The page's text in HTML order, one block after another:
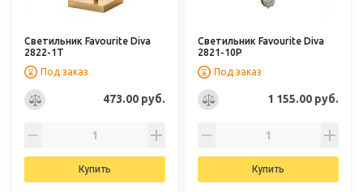
Светильник Favourite Diva
2822-1T
Под заказ
473.00 руб.
Купить
Светильник Favourite Diva
2821-10P
Под заказ
1 155.00 руб.
Купить